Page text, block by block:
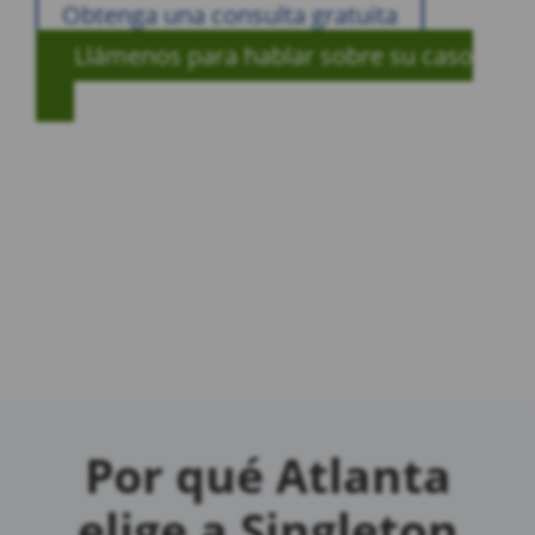
Obtenga una consulta gratuita
Llámenos para hablar sobre su caso
Por qué Atlanta